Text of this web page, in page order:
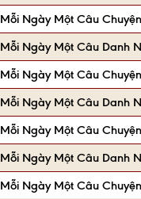
Mỗi Ngày Một Câu Chuyện
Mỗi Ngày Một Câu Danh
Mỗi Ngày Một Câu Chuyện
Mỗi Ngày Một Câu Danh
Mỗi Ngày Một Câu Chuyện
Mỗi Ngày Một Câu Danh
Mỗi Ngày Một Câu Chuyện